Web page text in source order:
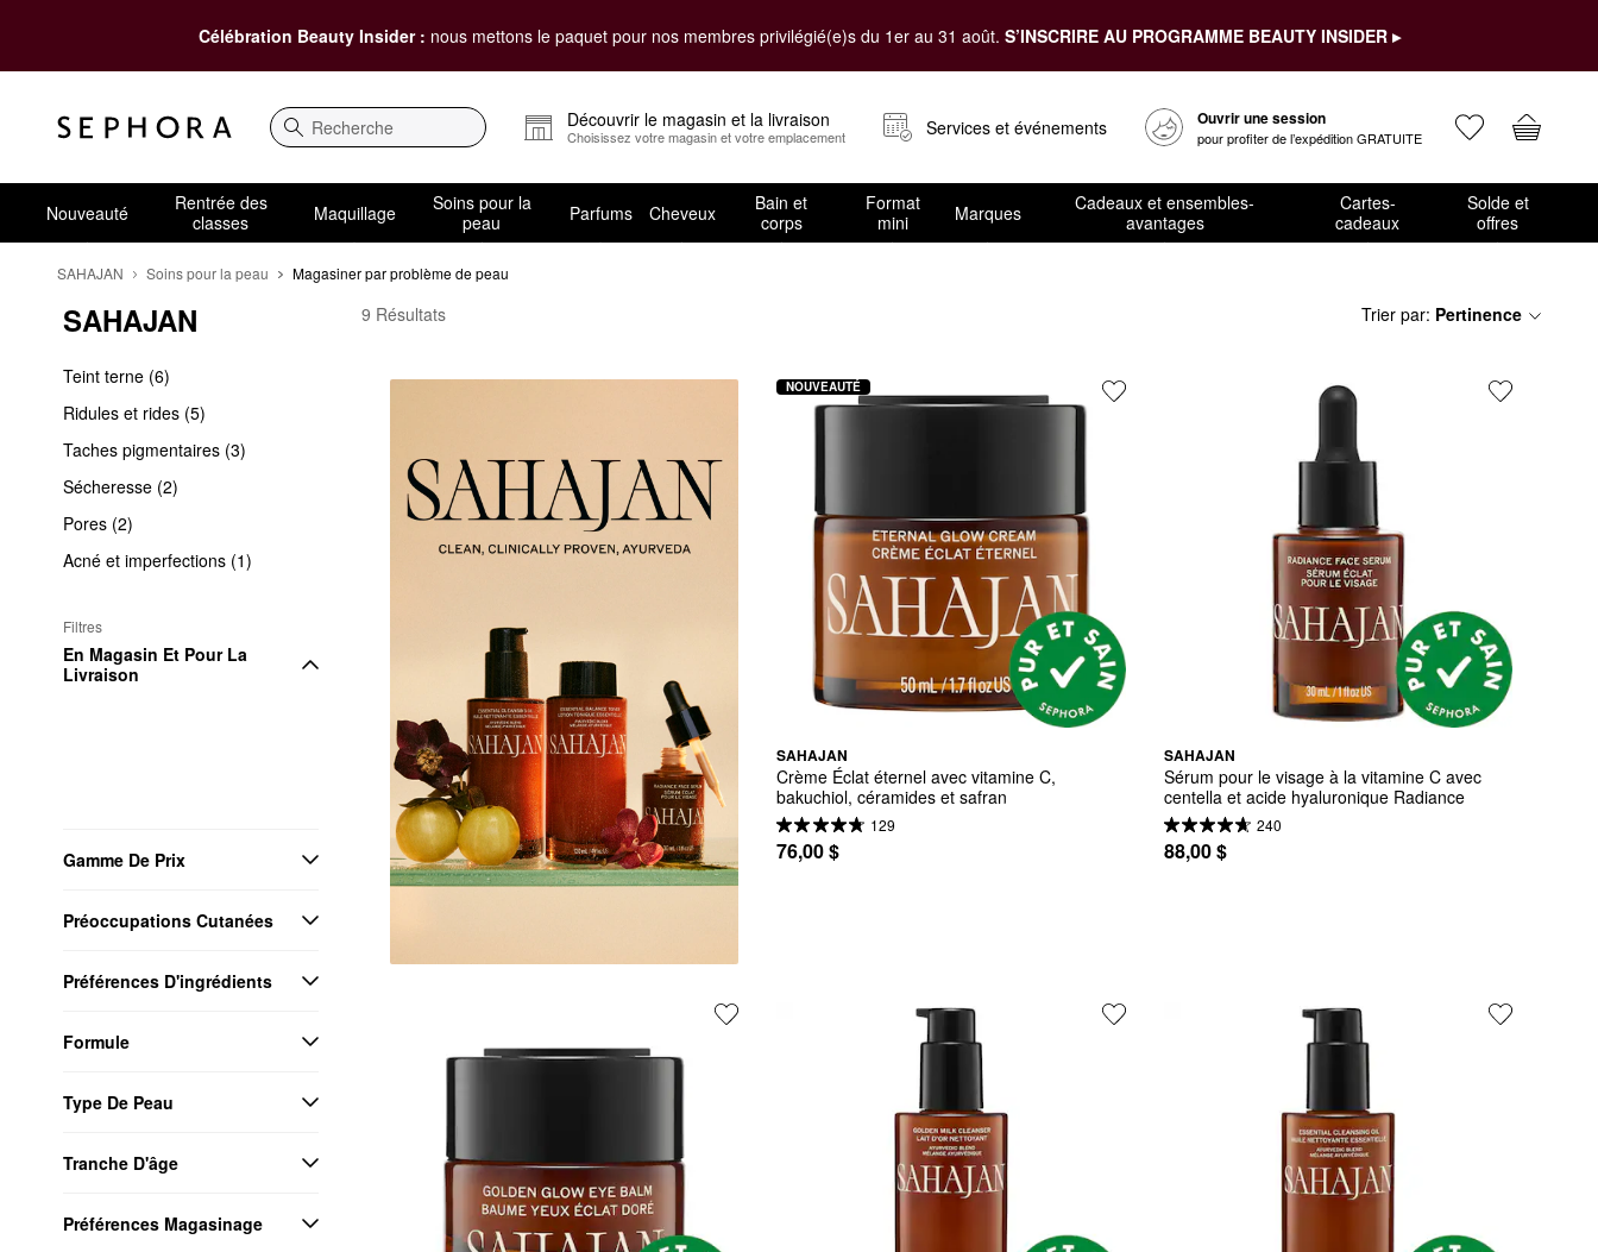
Célébration Beauty Insider : nous mettons le paquet pour nos membres privilégié(e)s du 1er au 31 août. S’INSCRIRE AU PROGRAMME BEAUTY INSIDER ▸
Recherche
Découvrir le magasin et la livraison
Choisissez votre magasin et votre emplacement Services et événements Ouvrir une session
pour profiter de l’expédition GRATUITE
Nouveauté
Rentrée des
classes
Maquillage
Soins pour la
peau
Parfums Cheveux
Bain et
corps
Format
mini
Marques
Cadeaux et ensembles-
avantages
Cartes-
cadeaux
Solde et
offres
SAHAJAN Soins pour la peau Magasiner par problème de peau
SAHAJAN
Teint terne (6)
Ridules et rides (5)
Taches pigmentaires (3)
Sécheresse (2)
Pores (2)
Acné et imperfections (1)
Filtres
En Magasin Et Pour La
Livraison
Gamme De Prix
Préoccupations Cutanées
Préférences D'ingrédients
Formule
Type De Peau
Tranche D'âge
Préférences Magasinage
SAHAJAN Magasiner par problème de peau
9 Résultats Trier par: Pertinence
SAHAJAN
Crème Éclat éternel avec vitamine C,
bakuchiol, céramides et safran
129
76,00 $
NOUVEAUTÉ
SAHAJAN
Sérum pour le visage à la vitamine C avec
centella et acide hyaluronique Radiance
240
88,00 $